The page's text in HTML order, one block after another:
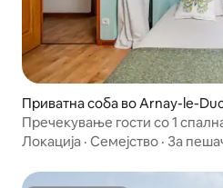
Приватна соба во Arnay-le-
Пречекување гости со 1
појадок
Локација · Семејство · За